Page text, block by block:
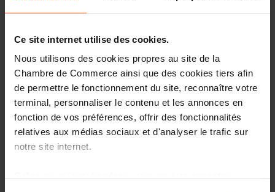
Ce site internet utilise des cookies.
Nous utilisons des cookies propres au site de la
Chambre de Commerce ainsi que des cookies tiers afin
de permettre le fonctionnement du site, reconnaître votre
terminal, personnaliser le contenu et les annonces en
fonction de vos préférences, offrir des fonctionnalités
relatives aux médias sociaux et d'analyser le trafic sur
notre site internet.
Entrepreneurship. Toute participation est anonyme.
Lors de ce webinaire nous aborderons les points clés
suivants à travers un tutoriel suivi d’une discussion en
Luxembourg
• Anticipation et détection des signaux faibles; outils
financiers de base.
• Mécanismes amiables et judiciaires pour gérer les
difficultés : médiation, conciliation, réorganisation